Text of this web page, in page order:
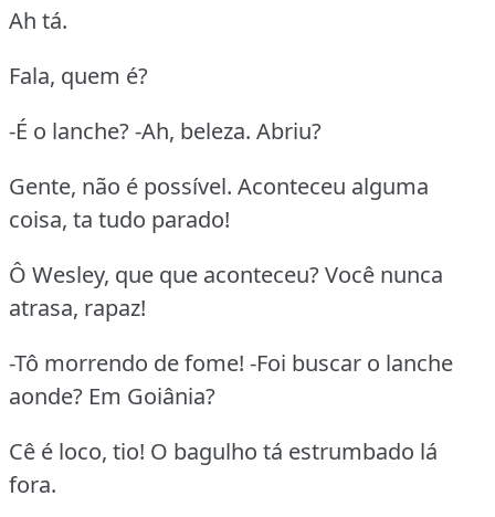
Ah tá.
Fala, quem é?
-É o lanche? -Ah, beleza. Abriu?
Gente, não é possível. Aconteceu alguma
coisa, ta tudo parado!
Ô Wesley, que que aconteceu? Você nunca
atrasa, rapaz!
-Tô morrendo de fome! -Foi buscar o lanche
aonde? Em Goiânia?
Cê é loco, tio! O bagulho tá estrumbado lá
fora.